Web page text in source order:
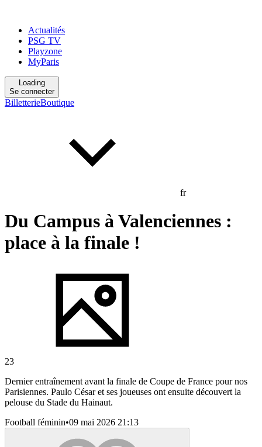
Actualités
PSG TV
Playzone
MyParis
Loading
Se connecter
BilletterieBoutique
fr
Du Campus à Valenciennes :
place à la finale !
23
Dernier entraînement avant la finale de Coupe de France pour nos
Parisiennes. Paulo César et ses joueuses ont ensuite découvert la
pelouse du Stade du Hainaut.
Football féminin•09 mai 2026 21:13